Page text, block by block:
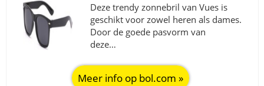
Deze trendy zonnebril van Vues is
geschikt voor zowel heren als dames.
Door de goede pasvorm van
deze…
Meer info op bol.com »